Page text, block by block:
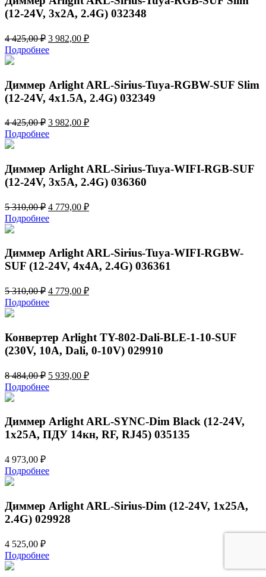
(12-24V, 3x2A, 2.4G) 032348
4 425,00₽ Первоначальная
цена
составляла
425,00 ₽.
3 982,00 ₽Текущая
Подробнее
Диммер Arlight ARL-Sirius-Tuya-RGBW-SUF Slim
(12-24V, 4x1.5A, 2.4G) 032349
4 425,00₽ Первоначальная
цена
составляла
425,00 ₽.
3 982,00 ₽Текущая
Подробнее
Диммер Arlight ARL-Sirius-Tuya-WIFI-RGB-SUF
(12-24V, 3x5A, 2.4G) 036360
5 310,00₽ Первоначальная
цена
составляла
310,00 ₽.
4 779,00 ₽Текущая
Подробнее
Диммер Arlight ARL-Sirius-Tuya-WIFI-RGBW-
SUF (12-24V, 4x4A, 2.4G) 036361
5 310,00₽ Первоначальная
цена
составляла
310,00 ₽.
4 779,00 ₽Текущая
Подробнее
Конвертер Arlight TY-802-Dali-BLE-1-10-SUF
(230V, 10A, Dali, 0-10V) 029910
8 484,00₽ Первоначальная
цена
составляла
484,00 ₽.
5 939,00 ₽Текущая
Подробнее
Диммер Arlight ARL-SYNC-Dim Black (12-24V,
1x25A, ПДУ 14кн, RF, RJ45) 035135
4 973,00 ₽
Подробнее
Диммер Arlight ARL-Sirius-Dim (12-24V, 1x25A,
2.4G) 029928
4 525,00 ₽
Подробнее